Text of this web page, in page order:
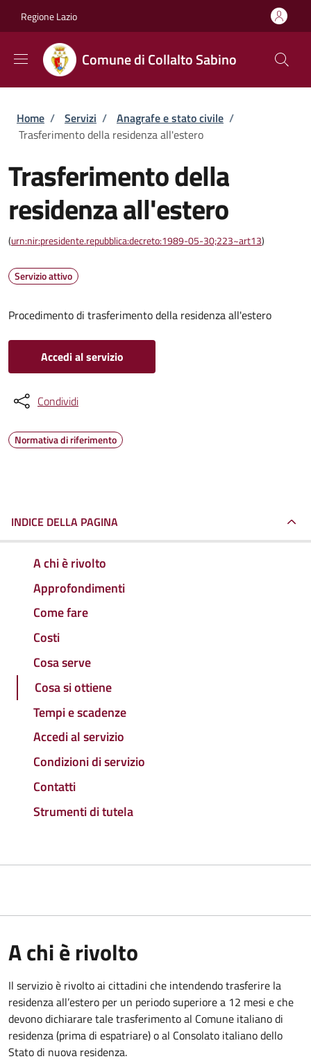
Regione Lazio
Comune di Collalto Sabino
Briciole di pane
Home / Servizi / Anagrafe e stato civile /
Trasferimento della residenza all'estero
Trasferimento della
residenza all'estero
(urn:nir:presidente.repubblica:decreto:1989-05-30;223~art13)
Servizio attivo
Procedimento di trasferimento della residenza all'estero
Accedi al servizio
Condividi
Normativa di riferimento
INDICE DELLA PAGINA
A chi è rivolto
Approfondimenti
Come fare
Costi
Cosa serve
Cosa si ottiene
Tempi e scadenze
Accedi al servizio
Condizioni di servizio
Contatti
Strumenti di tutela
A chi è rivolto
Il servizio è rivolto ai cittadini che intendendo trasferire la
residenza all’estero per un periodo superiore a 12 mesi e che
devono dichiarare tale trasferimento al Comune italiano di
residenza (prima di espatriare) o al Consolato italiano dello
Stato di nuova residenza.